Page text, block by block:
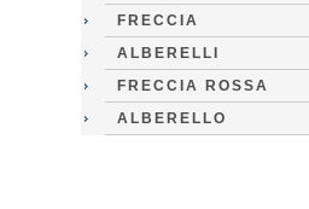
FRECCIA
ALBERELLI
FRECCIA ROSSA
ALBERELLO